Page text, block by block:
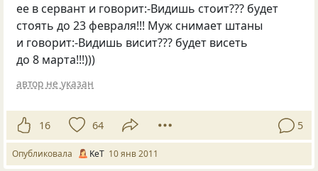
ее в сервант и говорит:-Видишь стоит??? будет
стоять до 23 февраля!!! Муж снимает штаны
и говорит:-Видишь висит??? будет висеть
до 8 марта!!!)))
автор не указан
16 64 5
Опубликовала KeT 10 янв 2011